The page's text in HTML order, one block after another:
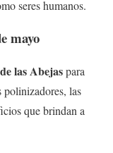
seres humanos.
mayo
las Abejaspara
polinizadores, las
que brindan a